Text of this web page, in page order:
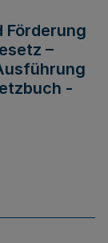
Förderung
–
-